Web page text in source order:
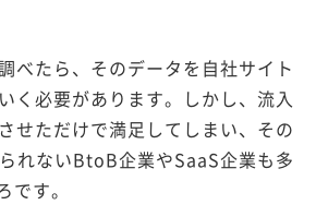
べたら、そのデータを自社サイト
く必要があります。しかし、流入
せただけで満足してしまい、その
れないBtoB企業やSaaS企業も多
です。